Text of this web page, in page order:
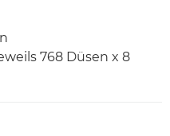
768 Düsen x 8